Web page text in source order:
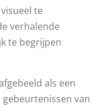
te
verhalende
te begrijpen
als een
van